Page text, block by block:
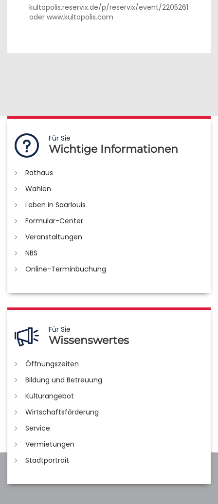
kultopolis.reservix.de/p/reservix/event/2205261
oder www.kultopolis.com
Für Sie
Wichtige Informationen
Rathaus
Wahlen
Leben in Saarlouis
Formular-Center
Veranstaltungen
NBS
Online-Terminbuchung
Für Sie
Wissenswertes
Öffnungszeiten
Bildung und Betreuung
Kulturangebot
Wirtschaftsförderung
Service
Vermietungen
Stadtportrait